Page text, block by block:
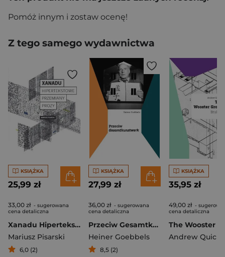
Pomóż innym i zostaw ocenę!
Z tego samego wydawnictwa
KSIĄŻKA
25,99 zł
33,00 zł - sugerowana
cena detaliczna
Xanadu Hipertekstowe przemiany prozy
Mariusz Pisarski
6,0 (2)
KSIĄŻKA
27,99 zł
36,00 zł - sugerowana
cena detaliczna
Przeciw Gesamtkunstwerk
Heiner Goebbels
8,5 (2)
KSIĄŻKA
35,95 zł
49,00 zł -
cena detaliczna
Andrew Quick